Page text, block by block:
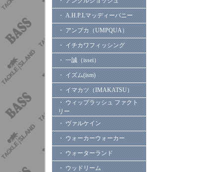
・ A.H.P.Lマッディーバニー
・ アンプカ（UMPQUA）
・ イチカワフィッシング
・ 一誠（issei）
・ イズム(ism)
・ イマカツ（IMAKATSU）
・ ウィップラッシュ ファクト
リー
・ ヴァルケイン
・ ウォーカーウォーカー
・ ウォーターランド
・ ウッドリーム